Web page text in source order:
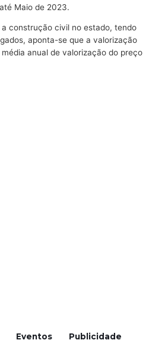
Maio de 2023.
construção civil no estado, tendo
aponta-se que a valorização
anual de valorização do preço
Eventos Publicidade